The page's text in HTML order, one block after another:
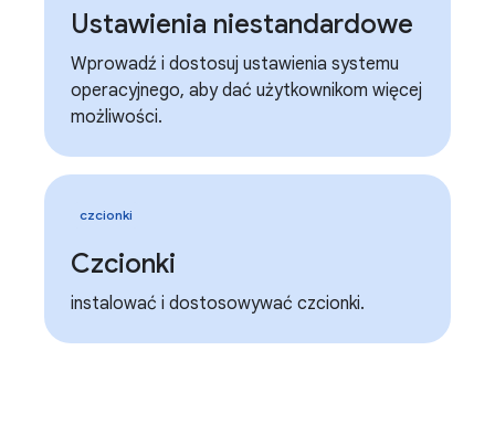
Ustawienia niestandardowe
Wprowadź i dostosuj ustawienia systemu
operacyjnego, aby dać użytkownikom więcej
możliwości.
czcionki
Czcionki
instalować i dostosowywać czcionki.